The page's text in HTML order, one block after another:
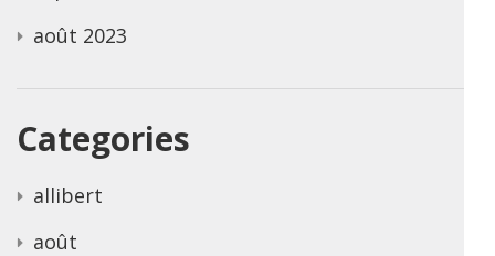
août 2023
Categories
allibert
août